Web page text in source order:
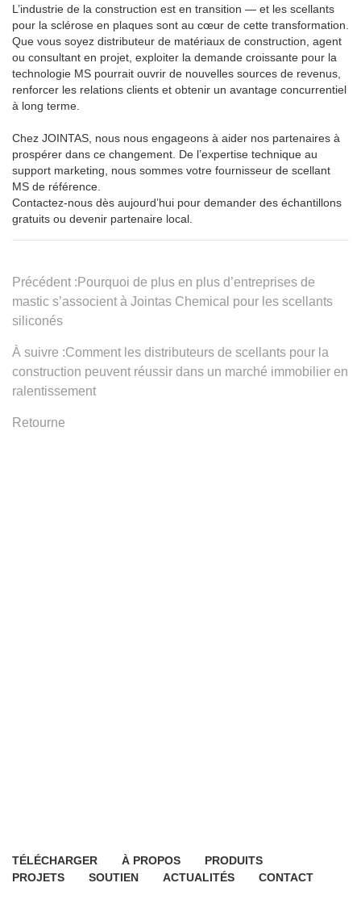
Précédent : Pourquoi de plus en plus d’entreprises de
mastic s’associent à Jointas Chemical pour les scellants
siliconés
À suivre :Comment les distributeurs de scellants pour la
construction peuvent réussir dans un marché immobilier en
ralentissement
Retourne
TÉLÉCHARGER À PROPOS
PRODUITS
PROJETS
SOUTIEN ACTUALITÉS CONTACT